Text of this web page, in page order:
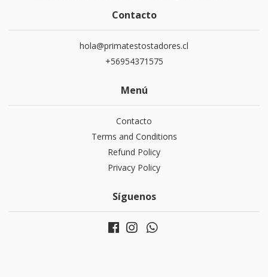
Contacto
hola@primatestostadores.cl
+56954371575
Menú
Contacto
Terms and Conditions
Refund Policy
Privacy Policy
Síguenos